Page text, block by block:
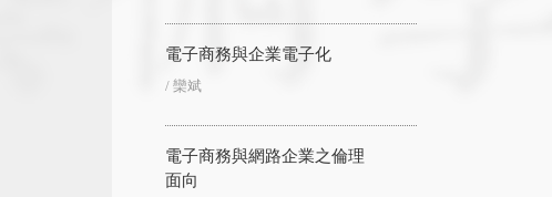
電子商務與企業電子化
/ 欒斌
電子商務與網路企業之倫理
面向